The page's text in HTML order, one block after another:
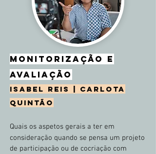
monitorização e
avaliação
isabel reis | carlota
quintão
Quais os aspetos gerais a ter em
consideração quando se pensa um projeto
de participação ou de cocriação com